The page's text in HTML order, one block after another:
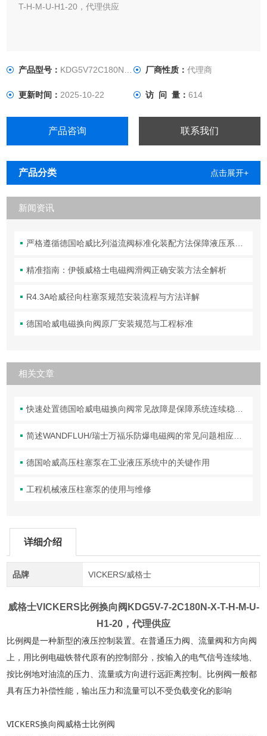
T-H-M-U-H1-20，代理供应
产品型号： KDG5V72C180NXTHMUH1 厂商性质： 代理商
更新时间：2025-10-22 访 问 量： 614
产品咨询 联系我们
产品分类 点击展开+
新闻资讯
严格遵循德国哈威比列溢流阀标准化装配方法保障液压系统压力调控精准可靠
精准指南：伊顿威格士电磁阀滑阀正确安装方法全解析
R4.3A哈威径向柱塞泵规范安装流程与方法详解
德国哈威电磁换向阀原厂安装规范与工程标准
相关文章
快速处置德国哈威电磁换向阀常见故障是保障系统连续稳定运行的关键
简述WANDFLUH/瑞士万福乐防爆电磁阀的常见问题相应解决方法
德国哈威高压柱塞泵在工业液压系统中的关键作用
工程机械液压柱塞泵的使用与维修
详细介绍
品牌 VICKERS/威格士
威格士VICKERS比例换向阀 KDG5V-7-2C180N-X-T-H-M-U-
H1-20，代理供应
比例阀是一种新型的液压控制装置。在普通压力阀、流量阀和方向阀
上，用比例电磁铁替代原有的控制部分，按输入的电气信号连续地、
按比例地对油流的压力、流量或方向进行远距离控制。比例阀一般都
具有压力补偿性能，输出压力和流量可以不受负载变化的影响
VICKERS换向阀威格士比例阀